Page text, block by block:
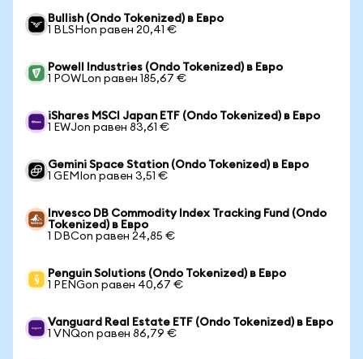
Bullish (Ondo Tokenized) в Евро
1 BLSHon равен 20,41 €
Powell Industries (Ondo Tokenized) в Евро
1 POWLon равен 185,67 €
iShares MSCI Japan ETF (Ondo Tokenized) в Евро
1 EWJon равен 83,61 €
Gemini Space Station (Ondo Tokenized) в Евро
1 GEMIon равен 3,51 €
Invesco DB Commodity Index Tracking Fund (Ondo
Tokenized) в Евро
1 DBCon равен 24,85 €
Penguin Solutions (Ondo Tokenized) в Евро
1 PENGon равен 40,67 €
Vanguard Real Estate ETF (Ondo Tokenized) в Евро
1 VNQon равен 86,79 €